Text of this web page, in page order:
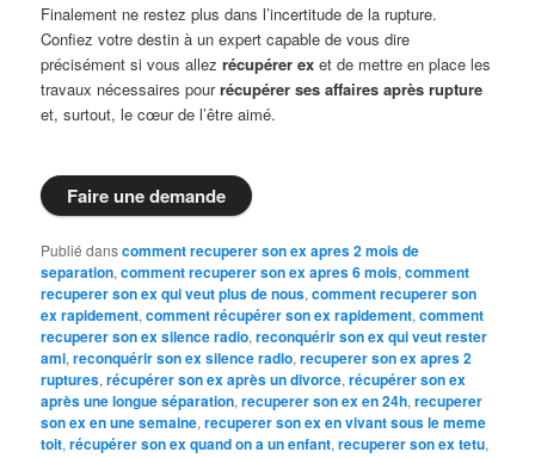
Finalement ne restez plus dans l’incertitude de la rupture.
Confiez votre destin à un expert capable de vous dire
précisément si vous allezrécupérer ex et de mettre en place les
travaux nécessaires pourrécupérer ses affaires après rupture
et, surtout, le cœur de l’être aimé.
Faire une demande
Publié danscomment recuperer son ex apres 2 mois de
separation,comment recuperer son ex apres 6 mois,comment
recuperer son ex qui veut plus de nous,comment recuperer son
ex rapidement,comment récupérer son ex rapidement,comment
recuperer son ex silence radio,reconquérir son ex qui veut rester
ami,reconquérir son ex silence radio,recuperer son ex apres 2
ruptures,récupérer son ex après un divorce,récupérer son ex
après une longue séparation,recuperer son ex en 24h,recuperer
son ex en une semaine,recuperer son ex en vivant sous le meme
toit,récupérer son ex quand on a un enfant,recuperer son ex tetu,